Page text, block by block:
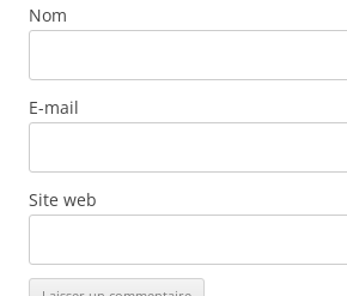
Nom
E-mail
Site web